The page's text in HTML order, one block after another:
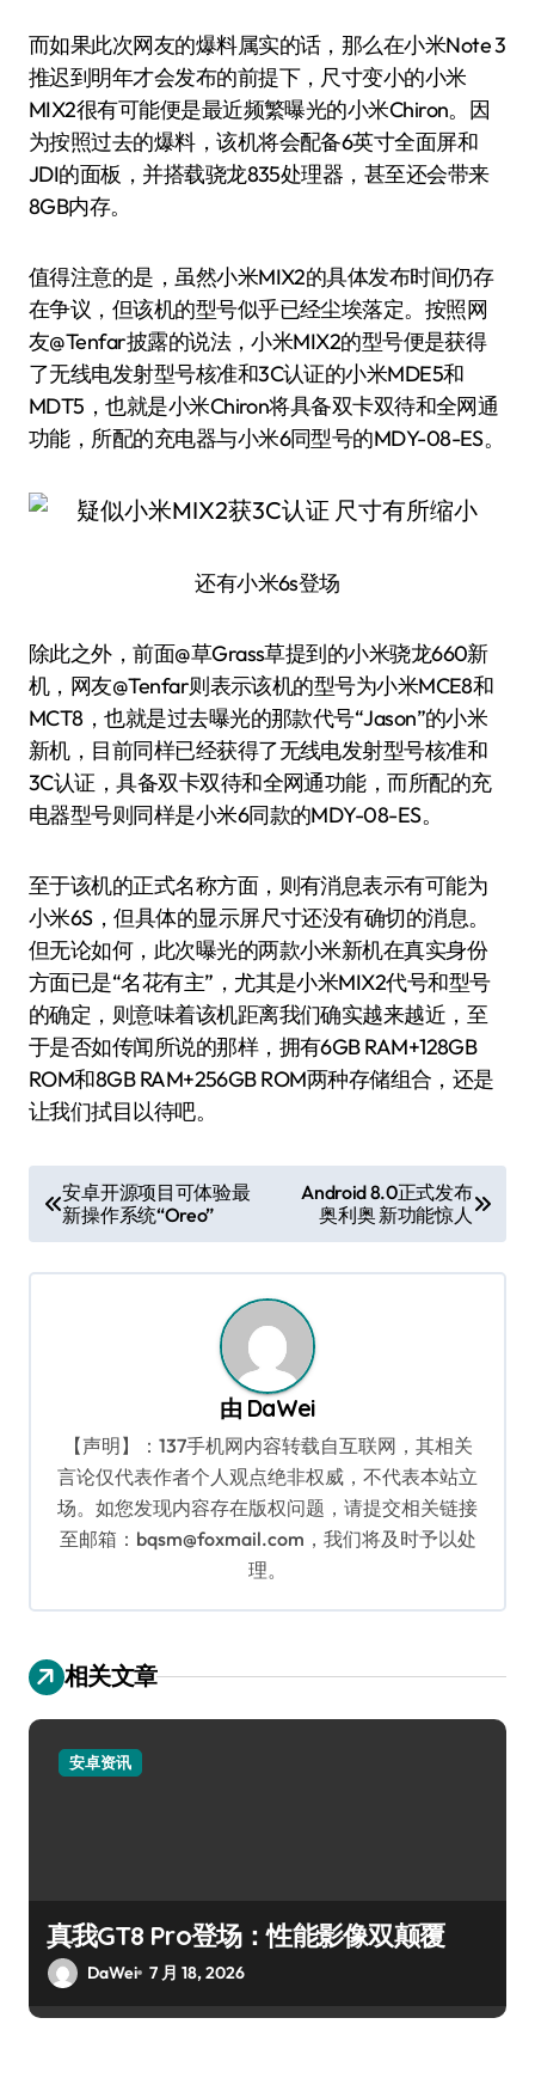
而如果此次网友的爆料属实的话，那么在小米Note 3
推迟到明年才会发布的前提下，尺寸变小的小米
MIX2很有可能便是最近频繁曝光的小米Chiron。因
为按照过去的爆料，该机将会配备6英寸全面屏和
JDI的面板，并搭载骁龙835处理器，甚至还会带来
8GB内存。
值得注意的是，虽然小米MIX2的具体发布时间仍存
在争议，但该机的型号似乎已经尘埃落定。按照网
友@Tenfar披露的说法，小米MIX2的型号便是获得
了无线电发射型号核准和3C认证的小米MDE5和
MDT5，也就是小米Chiron将具备双卡双待和全网通
功能，所配的充电器与小米6同型号的MDY-08-ES。
还有小米6s登场
除此之外，前面@草Grass草提到的小米骁龙660新
机，网友@Tenfar则表示该机的型号为小米MCE8和
MCT8，也就是过去曝光的那款代号“Jason”的小米
新机，目前同样已经获得了无线电发射型号核准和
3C认证，具备双卡双待和全网通功能，而所配的充
电器型号则同样是小米6同款的MDY-08-ES。
至于该机的正式名称方面，则有消息表示有可能为
小米6S，但具体的显示屏尺寸还没有确切的消息。
但无论如何，此次曝光的两款小米新机在真实身份
方面已是“名花有主”，尤其是小米MIX2代号和型号
的确定，则意味着该机距离我们确实越来越近，至
于是否如传闻所说的那样，拥有6GB RAM+128GB
ROM和8GB RAM+256GB ROM两种存储组合，还是
让我们拭目以待吧。
章
导
安卓开源项目可体验最
新操作系统“Oreo”
Android 8.0正式发布
奥利奥 新功能惊人
由 DaWei
【声明】：137手机网内容转载自互联网，其相关
言论仅代表作者个人观点绝非权威，不代表本站立
场。如您发现内容存在版权问题，请提交相关链接
至邮箱：bqsm@foxmail.com，我们将及时予以处
理。
相关文章
安卓资讯
真我GT8 Pro登场：性能影像双颠覆
DaWei 7 月 18, 2026